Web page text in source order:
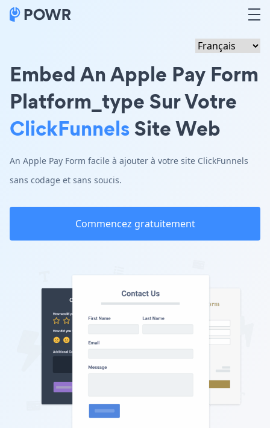
Embed An Apple Pay Form
Platform_type Sur Votre
ClickFunnelsSite Web
An Apple Pay Form facile à ajouter à votre site ClickFunnels
sans codage et sans soucis.
Commencez gratuitement